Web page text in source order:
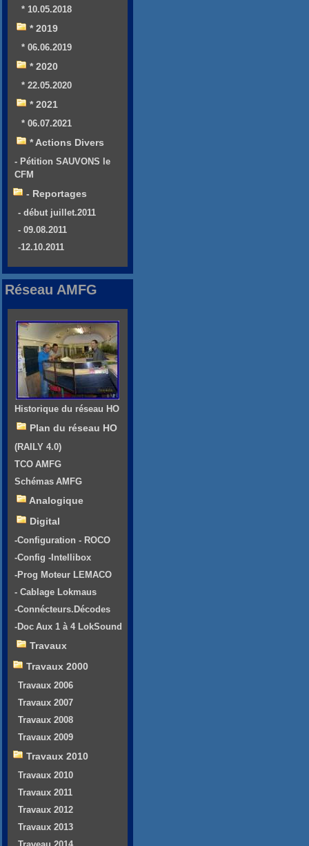
* 10.05.2018
* 2019
* 06.06.2019
* 2020
* 22.05.2020
* 2021
* 06.07.2021
* Actions Divers
- Pétition SAUVONS le
CFM
- Reportages
- début juillet.2011
- 09.08.2011
-12.10.2011
Réseau AMFG
Historique du réseau HO
Plan du réseau HO
(RAILY 4.0)
TCO AMFG
Schémas AMFG
Analogique
Digital
-Configuration - ROCO
-Config -Intellibox
-Prog Moteur LEMACO
- Cablage Lokmaus
-Connécteurs.Décodes
-Doc Aux 1 à 4 LokSound
Travaux
Travaux 2000
Travaux 2006
Travaux 2007
Travaux 2008
Travaux 2009
Travaux 2010
Travaux 2010
Travaux 2011
Travaux 2012
Travaux 2013